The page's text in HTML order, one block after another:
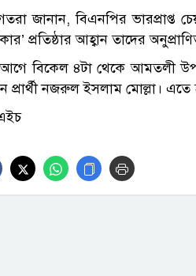
জানান, বিএনপির ভারপ্রাপ্ত
প্রতিষ্ঠার আহ্বান তাদের
বিকেল ৪টা থেকে আমতলী
প্রার্থী নজরুল ইসলাম মোল্লা। এতে